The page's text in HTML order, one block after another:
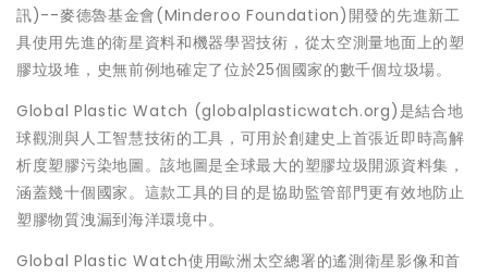
訊)--麥德魯基金會(Minderoo Foundation)開發的先進新工
具使用先進的衛星資料和機器學習技術，從太空測量地面上的塑
膠垃圾堆，史無前例地確定了位於25個國家的數千個垃圾場。
Global Plastic Watch (globalplasticwatch.org)是結合地
球觀測與人工智慧技術的工具，可用於創建史上首張近即時高解
析度塑膠污染地圖。該地圖是全球最大的塑膠垃圾開源資料集，
涵蓋幾十個國家。這款工具的目的是協助監管部門更有效地防止
塑膠物質洩漏到海洋環境中。
Global Plastic Watch使用歐洲太空總署的遙測衛星影像和首